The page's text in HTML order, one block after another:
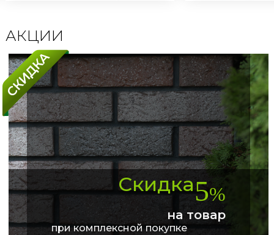
АКЦИИ
Скидка5%
на товар
при комплексной покупке